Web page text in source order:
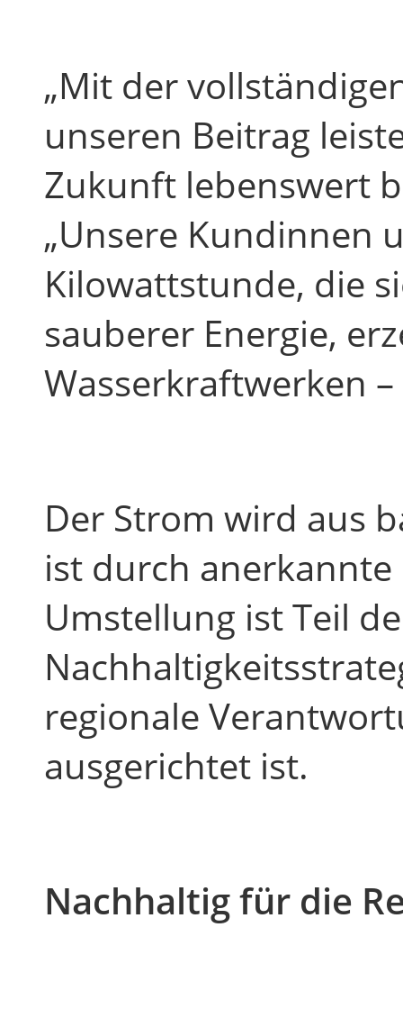
„Mit der
unseren Beitrag
Zukunft lebenswert
„Unsere Kundinnen
Kilowattstunde, die
sauberer Energie,
Wasserkraftwerken
Der Strom wird aus
ist durch
Umstellung ist Teil
regionale
ausgerichtet ist.
Nachhaltig für die